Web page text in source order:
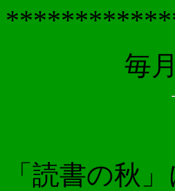
毎
「読書の秋